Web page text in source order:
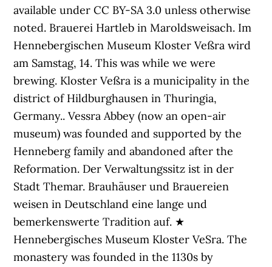
available under CC BY-SA 3.0 unless otherwise
noted. Brauerei Hartleb in Maroldsweisach. Im
Hennebergischen Museum Kloster Veßra wird
am Samstag, 14. This was while we were
brewing. Kloster Veßra is a municipality in the
district of Hildburghausen in Thuringia,
Germany.. Vessra Abbey (now an open-air
museum) was founded and supported by the
Henneberg family and abandoned after the
Reformation. Der Verwaltungssitz ist in der
Stadt Themar. Brauhäuser und Brauereien
weisen in Deutschland eine lange und
bemerkenswerte Tradition auf. ★
Hennebergisches Museum Kloster VeSra. The
monastery was founded in the 1130s by